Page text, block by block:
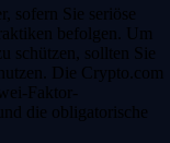
sofern Sie seriöse
befolgen. Um
schützen, sollten Sie
Die Crypto.com
Faktor-
die obligatorische